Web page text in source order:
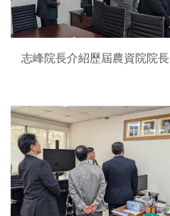
志峰院長介紹歷屆農資院院長